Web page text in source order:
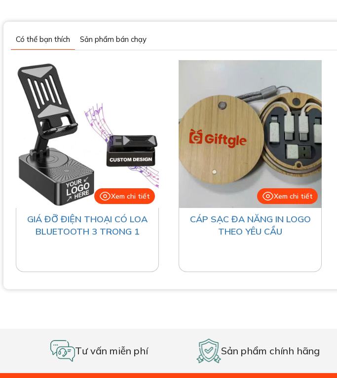
Có thể bạn thích Sản phẩm bán chạy
Xem chi tiết
GIÁ ĐỠ ĐIỆN THOẠI CÓ LOA
BLUETOOTH 3 TRONG 1
Xem chi tiết
CÁP SẠC ĐA NĂNG IN LOGO
THEO YÊU CẦU
Tư vấn miễn phí Sản phẩm chính hãng